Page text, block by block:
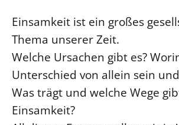
Einsamkeit ist ein großes
Thema unserer Zeit.
Welche Ursachen gibt es?
Unterschied von allein sein
Was trägt und welche Wege
Einsamkeit?
SCHUTZKONZEPT
Kinder und Jugendliche
Kultur und Kunst
Ökumene und Religionen